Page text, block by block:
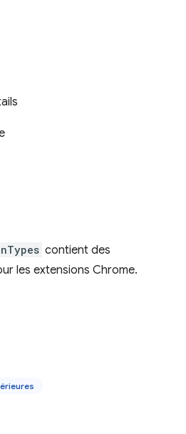
contient des
les extensions Chrome.